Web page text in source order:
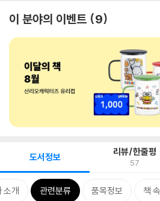
이 분야의 이벤트 9
도서정보 리뷰/한줄평
57
소개 관련분류 품목정보 책